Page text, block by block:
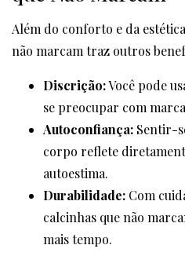
Além do conforto e da
não marcam traz outros
Discrição:Você pode
se preocupar com
Autoconfiança: Sentir-
corpo reflete
autoestima.
Durabilidade: Com
calcinhas que não
mais tempo.